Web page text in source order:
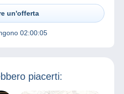
un'offerta
02:00:05
piacerti: